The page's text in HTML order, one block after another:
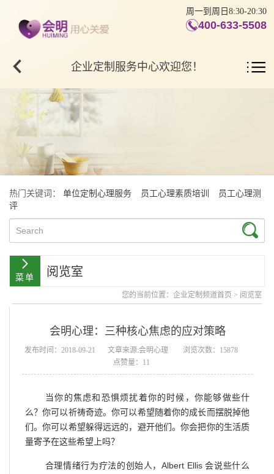
周一到周日8:30-20:30
400-633-5508
企业定制服务中心欢迎您！
热门关键词： 单位定制心理服务 员工心理素质培训
员工心理测
评
阅览室
您的当前位置： 企业定制频道首页 > 阅览室
会明心理：三种核心焦虑的应对策略
发布时间：2018-09-21 文章来源:会明心理
浏览次数：15878
点赞量：11
当你的焦虑和恐惧烦扰着你的时候，你能够做些什
么？你可以祈祷奇迹。你可以希望随着你的成长而摆脱掉他
们。你可以希望躲得远远的，避开他们。你会把你的生活质
量寄予在这些希望上吗？
合理情绪行为疗法的创始人，Albert Ellis 会说些什么